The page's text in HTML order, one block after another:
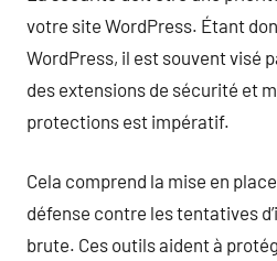
votre site WordPress. Étant
WordPress, il est souvent visé
des extensions de sécurité et
protections est impératif.
Cela comprend la mise en
défense contre les tentatives
brute. Ces outils aident à